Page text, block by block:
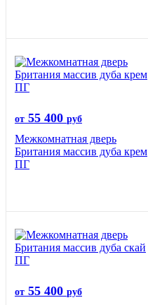
от 55 400 руб
Межкомнатная дверь
Британия массив дуба крем
ПГ
от 55 400 руб